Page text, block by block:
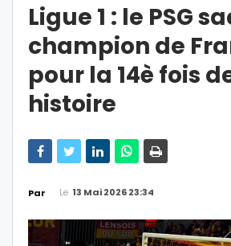
Ligue 1 : le PSG
champion de
pour la 14è fois
histoire
Par Le 13 Mai 2026 23:34